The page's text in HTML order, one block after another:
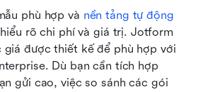
phù hợp và nền tảng tự động
rõ chi phí và giá trị. Jotform
giá được thiết kế để phù hợp với
Dù bạn cần tích hợp
gửi cao, việc so sánh các gói